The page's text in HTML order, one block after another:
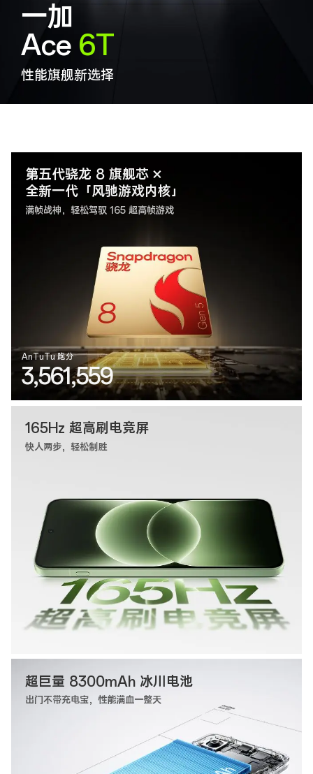
一加
Ace 6T
性能旗舰新选择
第五代骁龙 8 旗舰芯 ×
全新一代「风驰游戏内核」
满帧战神，轻松驾驭 165 超高帧游戏
AnTuTu 跑分
3,561,559
165Hz 超高刷电竞屏
快人两步，轻松制胜
超巨量 8300mAh 冰川电池
出门不带充电宝，性能满血一整天